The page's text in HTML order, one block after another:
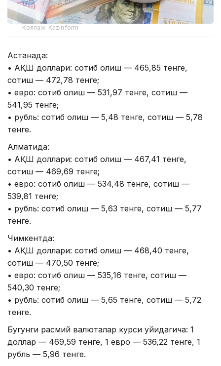
Коллаж: Kazinform
Астанада:
• АҚШ доллари: сотиб олиш — 465,85 тенге,
сотиш — 472,78 тенге;
• евро: сотиб олиш — 531,97 тенге, сотиш —
541,95 тенге;
• рубль: сотиб олиш — 5,48 тенге, сотиш — 5,78
тенге.
Алматида:
• АҚШ доллари: сотиб олиш — 467,41 тенге,
сотиш — 469,69 тенге;
• евро: сотиб олиш — 534,48 тенге, сотиш —
539,81 тенге;
• рубль: сотиб олиш — 5,63 тенге, сотиш — 5,77
тенге.
Чимкентда:
• АҚШ доллари: сотиб олиш — 468,40 тенге,
сотиш — 470,50 тенге;
• евро: сотиб олиш — 535,16 тенге, сотиш —
540,30 тенге;
• рубль: сотиб олиш — 5,65 тенге, сотиш — 5,72
тенге.
Бугунги расмий валюталар курси қуйидагича: 1
доллар — 469,59 тенге, 1 евро — 536,22 тенге, 1
рубль — 5,96 тенге.